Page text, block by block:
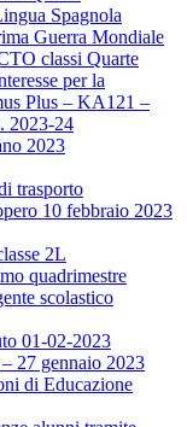
Spagnola
Guerra Mondiale
classi Quarte
per la
Plus – KA121 –
2023-24
2023
trasporto
10 febbraio 2023
2L
quadrimestre
scolastico
01-02-2023
27 gennaio 2023
di Educazione